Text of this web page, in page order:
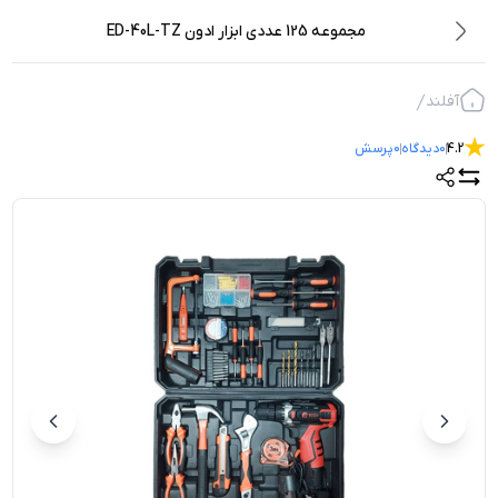
مجموعه 125 عددی ابزار ادون ED-40L-TZ
آفلند
4.2
0دیدگاه0پرسش